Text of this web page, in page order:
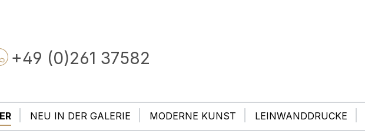
+49 (0)261 37582
NEU IN DER GALERIE MODERNE KUNST LEINWANDDRUCKE